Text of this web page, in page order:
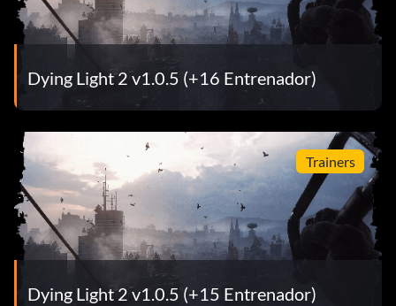
Dying Light 2 v1.0.5 (+16 Entrenador)
Trainers
Dying Light 2 v1.0.5 (+15 Entrenador)